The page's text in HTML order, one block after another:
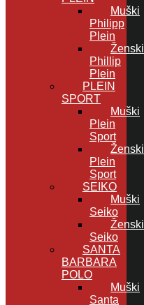
Muški
Philipp
Plein
Ženski
Phillip
Plein
PLEIN
SPORT
Muški
Plein
Sport
Ženski
Plein
Sport
SEIKO
Muški
Seiko
Ženski
Seiko
SANTA
BARBARA
POLO
Muški
Santa